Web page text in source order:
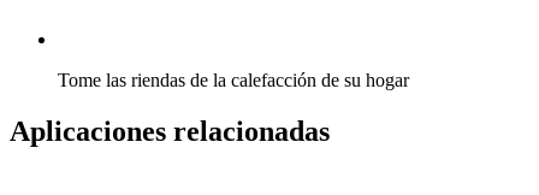
Tome las riendas de la calefacción de su hogar
Aplicaciones relacionadas